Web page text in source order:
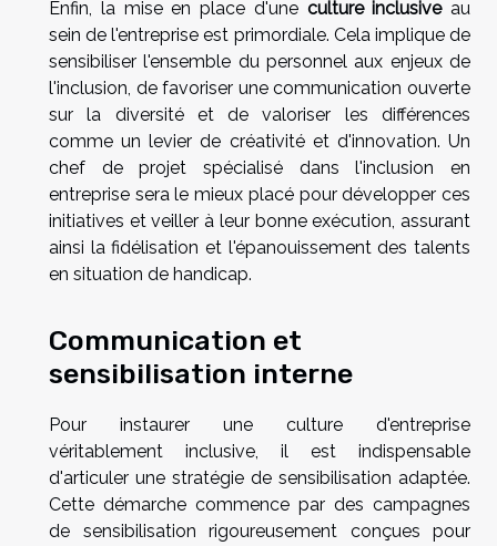
Enfin, la mise en place d'une culture inclusiveau
sein de l'entreprise est primordiale. Cela implique de
sensibiliser l'ensemble du personnel aux enjeux de
l'inclusion, de favoriser une communication ouverte
sur la diversité et de valoriser les différences
comme un levier de créativité et d'innovation. Un
chef de projet spécialisé dans l'inclusion en
entreprise sera le mieux placé pour développer ces
initiatives et veiller à leur bonne exécution, assurant
ainsi la fidélisation et l'épanouissement des talents
en situation de handicap.
Communication et
sensibilisation interne
Pour instaurer une culture d'entreprise
véritablement inclusive, il est indispensable
d'articuler une stratégie de sensibilisation adaptée.
Cette démarche commence par des campagnes
de sensibilisation rigoureusement conçues pour